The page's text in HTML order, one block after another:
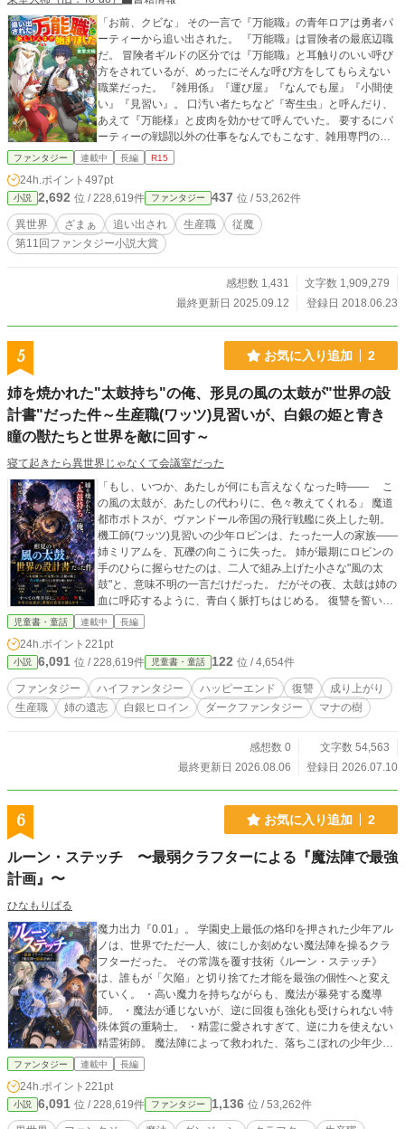
「お前、クビな」 その一言で『万能職』の青年ロアは勇者パ
ーティーから追い出された。 『万能職』は冒険者の最底辺職
だ。 冒険者ギルドの区分では『万能職』と耳触りのいい呼び
方をされているが、めったにそんな呼び方をしてもらえない
職業だった。 『雑用係』『運び屋』『なんでも屋』『小間使
い』『見習い』。 口汚い者たちなど『寄生虫」と呼んだり、
あえて『万能様』と皮肉を効かせて呼んでいた。 要するにパ
ーティーの戦闘以外の仕事をなんでもこなす、雑用専門の最
下級職だった。 その底辺職を７年も勤めた彼は、追い出され
ファンタジー 連載中 長編 R15
24h.ポイント 497pt
小説 2,692 位 / 228,619件 ファンタジー 437 位 / 53,262件
異世界 ざまぁ 追い出され 生産職
従魔
第11回ファンタジー小説大賞
感想数 1,431
文字数 1,909,279
最終更新日 2025.09.12
登録日 2018.06.23
5 お気に入り追加 2
姉を焼かれた"太鼓持ち"の俺、形見の風の太鼓が"世界の設
計書"だった件～生産職(ワッツ)見習いが、白銀の姫と青き
瞳の獣たちと世界を敵に回す～
寝て起きたら異世界じゃなくて会議室だった
「もし、いつか、あたしが何にも言えなくなった時―― こ
の風の太鼓が、あたしの代わりに、色々教えてくれる」 魔道
都市ポトスが、ヴァンドール帝国の飛行戦艦に炎上した朝。
機工師(ワッツ)見習いの少年ロビンは、たった一人の家族――
姉ミリアムを、瓦礫の向こうに失った。 姉が最期にロビンの
手のひらに握らせたのは、二人で組み上げた小さな"風の太
鼓"と、意味不明の一言だけだった。 だがその夜、太鼓は姉の
血に呼応するように、青白く脈打ちはじめる。 復讐を誓い、
つぎはぎの飛行艇で帝国戦艦に一矢報いた少年は、しかし禁
は、マスクなしで笑う白銀の少女テティスと、人を喰らうは
ずの災厄の獣・ギガースたちの、優しい瞳だった。 「――ダ
ークフォースは、呪いじゃないの。 傷ついた世界が、自分
自身を癒すための"装置"なの」 姉の遺した太鼓。 少女の血に
刻まれた"マナの樹"の秘密。 帝国の副官ジャッカルが独占し
すら"許容誤差"と呼ぶ、聖地の塔の統括システム。 すべての
線が一本に繋がった時、"太鼓持ち"の少年は、たった一人
瞳の獣たちとの絆。 そして、氷の女総督セレーネや、伝説の
たち。 機工師の少年が握った太鼓の一撃が、"世界そのものの
しない独自ギミック ◆ "ダークフォースは呪いじゃなく浄化
装置"という世界観のどんでん返し ◆ 復讐からの"殺さない選
択" ―― 反ざまぁの深い読後感 ◆ 太鼓×古代兵器×白銀の姫、
視覚的にも刺さるビジュアル ◆ 全33話＋最終話でプロット完
結済み、ハッピーエンド確約 ※更新は毎日18時のペースで進
めます。 ※感想・お気に入り・ポイント投票、すべて全力で
応援返しさせていただきます！
児童書・童話 連載中 長編
24h.ポイント 221pt
小説 6,091 位 / 228,619件 児童書・童話 122 位 / 4,654件
ファンタジー ハイファンタジー ハッピーエンド 復讐
成り上がり
生産職
姉の遺志 白銀ヒロイン ダークファンタジー マナの樹
感想数 0
文字数 54,563
最終更新日 2026.08.06
登録日 2026.07.10
6 お気に入り追加 2
ルーン・ステッチ 〜最弱クラフターによる『魔法陣で最強
計画』〜
ひなもりぱる
魔力出力『0.01』。 学園史上最低の烙印を押された少年アル
ノは、世界でただ一人、彼にしか刻めない魔法陣を操るクラ
フターだった。 その常識を覆す技術《ルーン・ステッチ》
は、誰もが「欠陥」と切り捨てた才能を最強の個性へと変え
ていく。 ・高い魔力を持ちながらも、魔法が暴発する魔導
師。 ・魔法が通じないが、逆に回復も強化も受けられない特
殊体質の重騎士。 ・精霊に愛されすぎて、逆に力を使えない
精霊術師。 魔法陣によって救われた、落ちこぼれの少年少女
たちと共に、アルノは学園の頂点を目指し走り始める。 これ
園物語。 ※完結保証。最終話まで執筆済。毎日更新。 （本作
は自作同名小説の序盤を大幅に改稿し、全体に加筆修正をし
た再構成版です）
ファンタジー 連載中 長編
24h.ポイント 221pt
小説 6,091 位 / 228,619件 ファンタジー 1,136 位 / 53,262件